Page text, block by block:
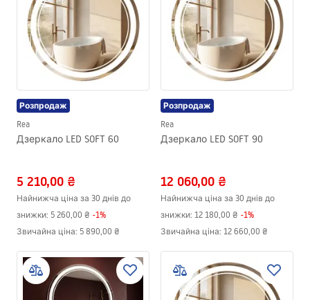
Розпродаж
Rea
Дзеркало LED SOFT 60
5 210,00 ₴
Найнижча ціна за 30 днів до
знижки: 5 260,00 ₴ -1%
Звичайна ціна: 5 890,00 ₴
Розпродаж
Rea
Дзеркало LED SOFT 90
12 060,00 ₴
Найнижча ціна за 30 днів до
знижки: 12 180,00 ₴ -1%
Звичайна ціна: 12 660,00 ₴